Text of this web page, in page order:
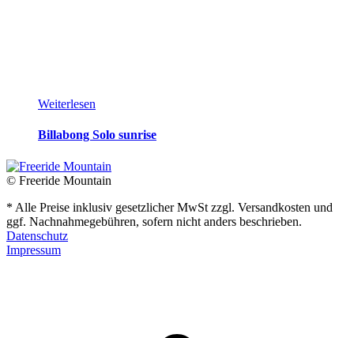
Weiterlesen
Billabong Solo sunrise
© Freeride Mountain
* Alle Preise inklusiv gesetzlicher MwSt zzgl. Versandkosten und
ggf. Nachnahmegebühren, sofern nicht anders beschrieben.
Datenschutz
Impressum